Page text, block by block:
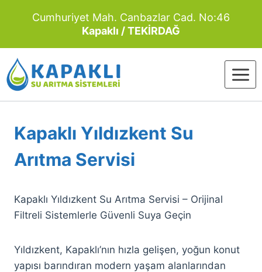
Cumhuriyet Mah. Canbazlar Cad. No:46
Kapaklı / TEKİRDAĞ
Kapaklı Yıldızkent Su
Arıtma Servisi
Kapaklı Yıldızkent Su Arıtma Servisi – Orijinal
Filtreli Sistemlerle Güvenli Suya Geçin
Yıldızkent, Kapaklı’nın hızla gelişen, yoğun konut
yapısı barındıran modern yaşam alanlarından